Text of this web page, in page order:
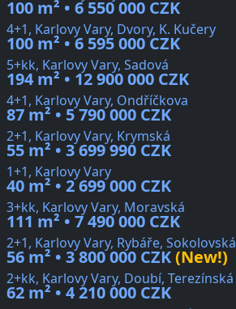
100 m² • 6 550 000 CZK
4+1, Karlovy Vary, Dvory, K. Kučery
100 m² • 6 595 000 CZK
5+kk, Karlovy Vary, Sadová
194 m² • 12 900 000 CZK
4+1, Karlovy Vary, Ondříčkova
87 m² • 5 790 000 CZK
2+1, Karlovy Vary, Krymská
55 m² • 3 699 990 CZK
1+1, Karlovy Vary
40 m² • 2 699 000 CZK
3+kk, Karlovy Vary, Moravská
111 m² • 7 490 000 CZK
2+1, Karlovy Vary, Rybáře, Sokolovská
56 m² • 3 800 000 CZK(New!)
2+kk, Karlovy Vary, Doubí, Terezínská
62 m² • 4 210 000 CZK